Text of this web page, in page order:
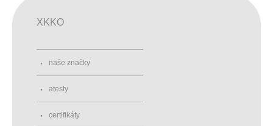
XKKO
naše značky
atesty
certifikáty